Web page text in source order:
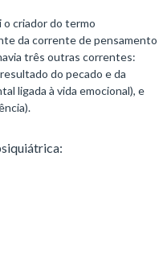
o criador do termo
da corrente de pensamento
três outras correntes:
do pecado e da
ligada à vida emocional), e